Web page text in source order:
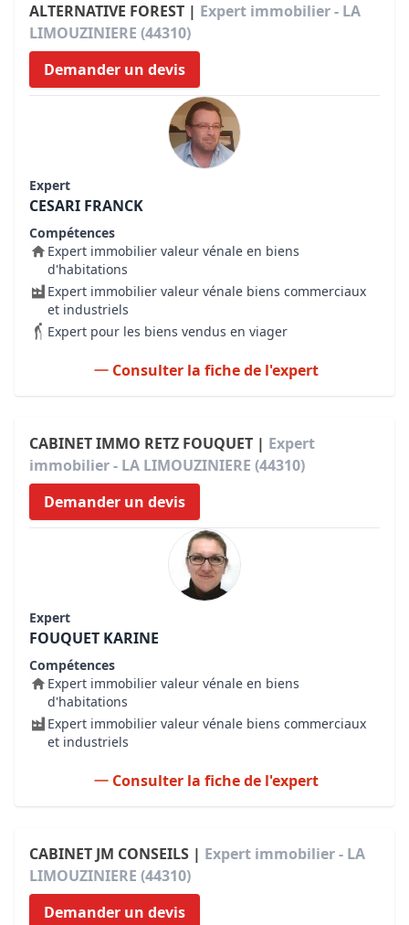
ALTERNATIVE FOREST | Expert immobilier - LA
LIMOUZINIERE (44310)
Demander un devis
Expert
CESARI FRANCK
Compétences
Expert immobilier valeur vénale en biens
d'habitations
Expert immobilier valeur vénale biens commerciaux
et industriels
Expert pour les biens vendus en viager
Consulter la fiche de l'expert
CABINET IMMO RETZ FOUQUET | Expert
immobilier - LA LIMOUZINIERE (44310)
Demander un devis
Expert
FOUQUET KARINE
Compétences
Expert immobilier valeur vénale en biens
d'habitations
Expert immobilier valeur vénale biens commerciaux
et industriels
Consulter la fiche de l'expert
CABINET JM CONSEILS | Expert immobilier - LA
LIMOUZINIERE (44310)
Demander un devis